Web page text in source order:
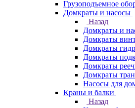
Грузоподъемное
Домкраты и насосы
Назад
Домкраты и
Домкраты
Домкраты
Домкраты
Домкраты
Домкраты
Насосы для
Краны и балки
Назад